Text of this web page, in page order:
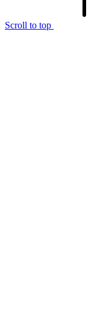
Scroll to top